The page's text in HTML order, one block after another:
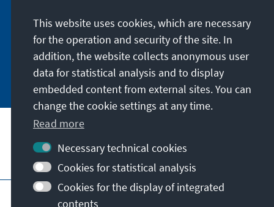
Abständen in aller Kürze über Themen, die wir
für unsere nahe Zukunft für wichtig halten.
Jetzt abonnieren
Visit also
Imprint Data protection
Terms of use
This website uses cookies, which are necessary
for the operation and security of the site. In
addition, the website collects anonymous user
data for statistical analysis and to display
embedded content from external sites. You can
change the cookie settings at any time.
Read more
Necessary technical cookies
Cookies for statistical analysis
Cookies for the display of integrated
contents